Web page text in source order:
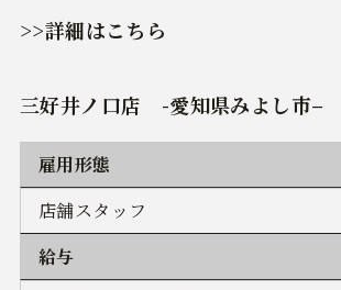
>>詳細はこちら
三好井ノ口店 -愛知県みよし市–
雇用形態
店舗スタッフ
給与